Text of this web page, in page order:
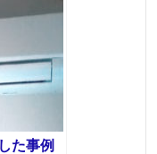
た事例